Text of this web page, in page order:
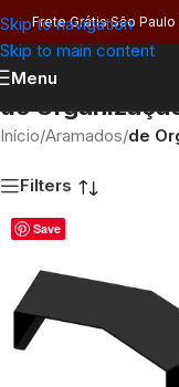
Skip to navigation
Skip to main content
Frete Grátis São
Menu
de
Início/Aramados/de
Filters
Save